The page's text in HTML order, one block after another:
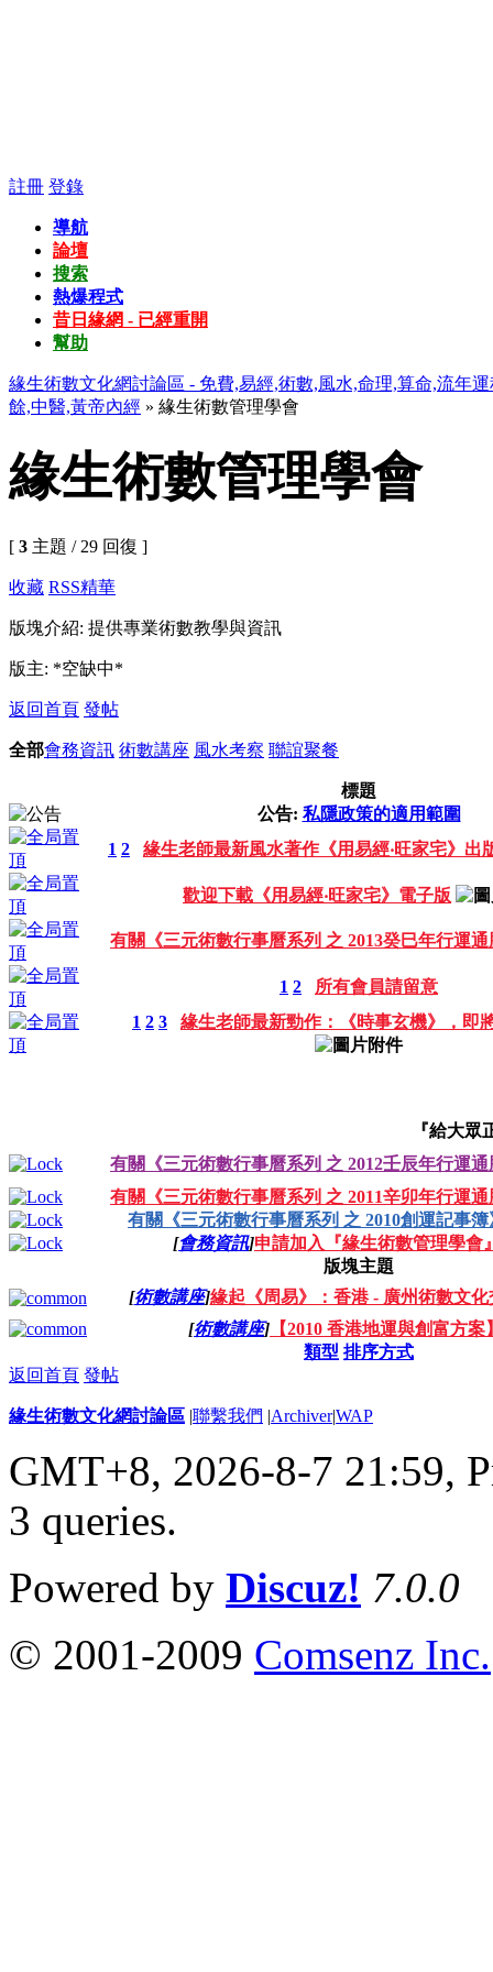
註冊 登錄
導航
論壇
搜索
熱爆程式
昔日緣網 - 已經重開
幫助
緣生術數文化網討論區 - 免費,易經,術數,風水,命理,算命,流年
餘,中醫,黃帝內經 » 緣生術數管理學會
緣生術數管理學會
[ 3 主題 / 29 回復 ]
收藏 RSS精華
版塊介紹: 提供專業術數教學與資訊
版主: *空缺中*
返回首頁 發帖
全部會務資訊 術數講座 風水考察 聯誼聚餐
標題
公告: 私隱政策的適用範圍
1 2 緣生老師最新風水著作《用易經‧旺家宅》出
歡迎下載《用易經‧旺家宅》電子版
有關《三元術數行事曆系列 之 2013癸巳年行運通
1 2
所有會員請留意
1 2 3 緣生老師最新勁作：《時事玄機》，即
『給大
有關《三元術數行事曆系列 之 2012壬辰年行運通
有關《三元術數行事曆系列 之 2011辛卯年行運通
有關《三元術數行事曆系列 之 2010創運記事簿
[會務資訊]申請加入『緣生術數管理學會
版塊主題
[術數講座]緣起《周易》：香港 - 廣州術數文化
[術數講座] 【2010 香港地運與創富方案
類型 排序方式
返回首頁 發帖
緣生術數文化網討論區 |聯繫我們 |Archiver|WAP
GMT+8, 2026-8-7 21:59,
3 queries.
Powered by Discuz! 7.0.0
© 2001-2009 Comsenz Inc.